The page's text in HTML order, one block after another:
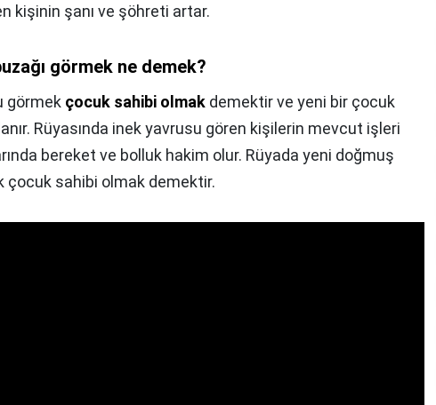
kişinin şanı ve şöhreti artar.
görmek ne demek?
görmek çocuk sahibi olmak demektir ve yeni bir çocuk
Rüyasında inek yavrusu gören kişilerin mevcut işleri
bereket ve bolluk hakim olur. Rüyada yeni doğmuş
çocuk sahibi olmak demektir.